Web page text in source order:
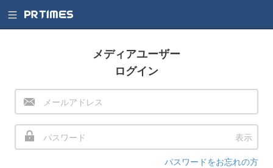
メディアユーザー
ログイン
表示
パスワードをお忘れの方